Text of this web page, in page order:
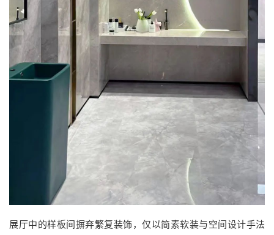
展厅中的样板间摒弃繁复装饰，仅以简素软装与空间设计手法